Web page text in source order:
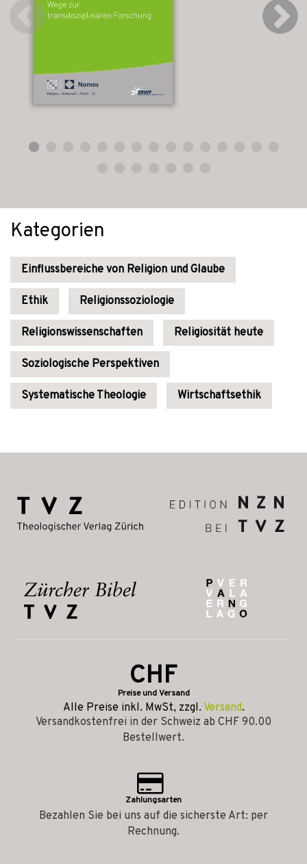
Kategorien
Einflussbereiche von Religion und Glaube
Ethik Religionssoziologie
Religionswissenschaften Religiosität heute
Soziologische Perspektiven
Systematische Theologie Wirtschaftsethik
CHF
Preise und Versand
Alle Preise inkl. MwSt, zzgl. Versand.
Versandkostenfrei in der Schweiz ab CHF 90.00
Bestellwert.
Zahlungsarten
Bezahlen Sie bei uns auf die sicherste Art: per
Rechnung.